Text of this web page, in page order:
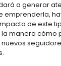
a generar
emprenderla,
de este
manera cómo